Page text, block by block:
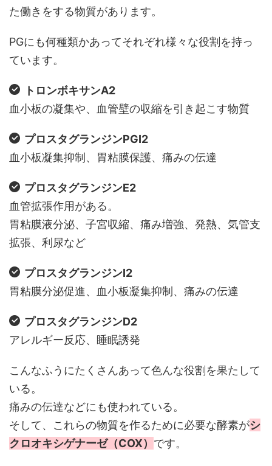
た働きをする物質があります。
PGにも何種類かあってそれぞれ様々な役割を持っ
ています。
トロンボキサンA2
血小板の凝集や、血管壁の収縮を引き起こす物質
プロスタグランジンPGI2
血小板凝集抑制、胃粘膜保護、痛みの伝達
プロスタグランジンE2
血管拡張作用がある。
胃粘膜液分泌、子宮収縮、痛み増強、発熱、気管支
拡張、利尿など
プロスタグランジンI2
胃粘膜分泌促進、血小板凝集抑制、痛みの伝達
プロスタグランジンD2
アレルギー反応、睡眠誘発
こんなふうにたくさんあって色んな役割を果たして
いる。
痛みの伝達などにも使われている。
そして、これらの物質を作るために必要な酵素がシ
クロオキシゲナーゼ（COX） です。